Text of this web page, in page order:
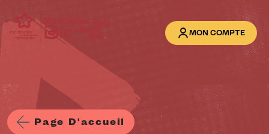
Aller au contenu principal
MON COMPTE
Page D'accueil